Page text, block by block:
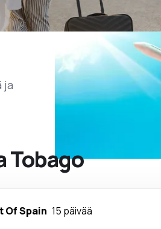
ja
Tobago
Of Spain 15 päivää